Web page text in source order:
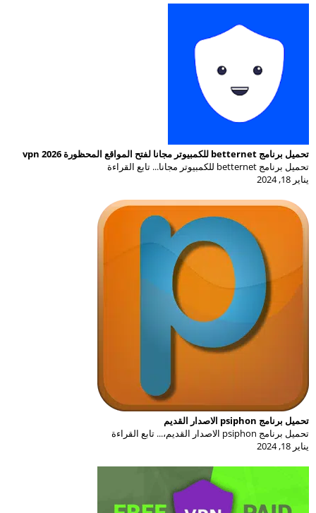
تحميل برنامج betternet للكمبيوتر مجانا لفتح المواقع المحظورة vpn 2026
تحميل برنامج betternet للكمبيوتر مجانا... تابع القراءة
يناير 18, 2024
تحميل برنامج psiphon الاصدار القديم
تحميل برنامج psiphon الاصدار القديم،... تابع القراءة
يناير 18, 2024